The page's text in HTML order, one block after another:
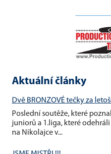
Aktuální články
Dvě BRONZOVÉ tečky za
Poslední soutěže, které
juniorů a 1.liga, které
na Nikolajce v...